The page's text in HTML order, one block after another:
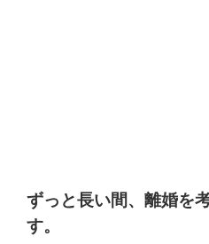
ずっと長い間、離婚を
す。